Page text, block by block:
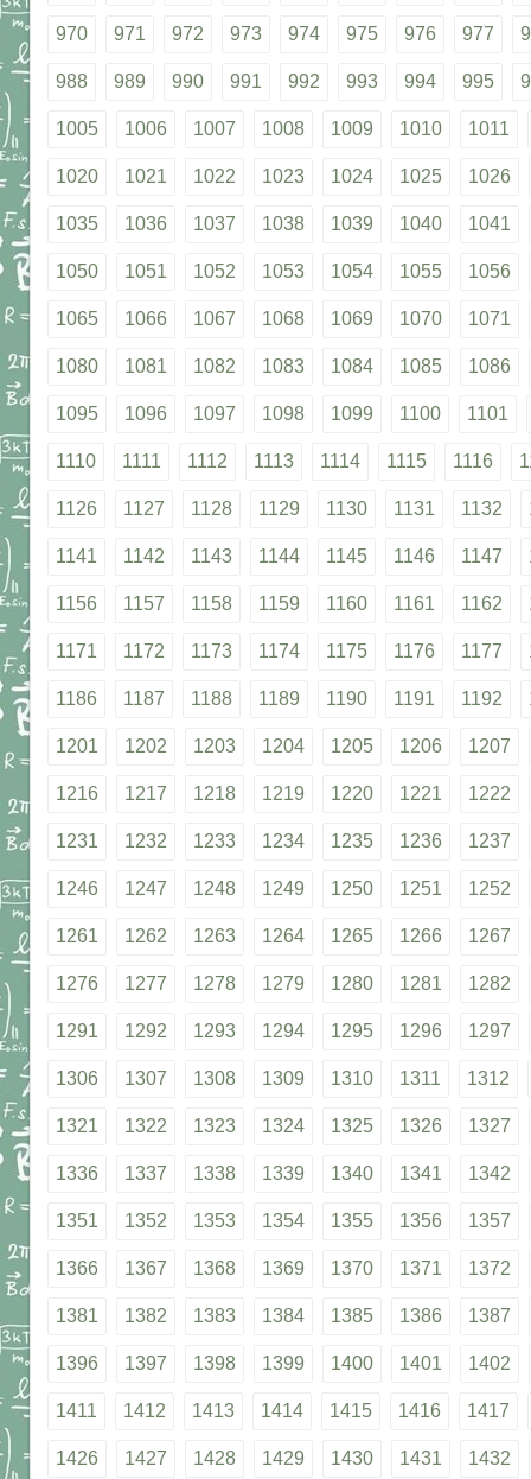
970 971 972 973 974 975 976 977
988 989 990 991 992 993 994 995
1005 1006 1007 1008 1009 1010 1011
1020 1021 1022 1023 1024 1025 1026
1035 1036 1037 1038 1039 1040 1041
1050 1051 1052 1053 1054 1055 1056
1065 1066 1067 1068 1069 1070 1071
1080 1081 1082 1083 1084 1085 1086
1095 1096 1097 1098 1099 1100 1101
1110 1111 1112 1113 1114 1115 1116
1126 1127 1128 1129 1130 1131 1132
1141 1142 1143 1144 1145 1146 1147
1156 1157 1158 1159 1160 1161 1162
1171 1172 1173 1174 1175 1176 1177
1186 1187 1188 1189 1190 1191 1192
1201 1202 1203 1204 1205 1206 1207
1216 1217 1218 1219 1220 1221 1222
1231 1232 1233 1234 1235 1236 1237
1246 1247 1248 1249 1250 1251 1252
1261 1262 1263 1264 1265 1266 1267
1276 1277 1278 1279 1280 1281 1282
1291 1292 1293 1294 1295 1296 1297
1306 1307 1308 1309 1310 1311 1312
1321 1322 1323 1324 1325 1326 1327
1336 1337 1338 1339 1340 1341 1342
1351 1352 1353 1354 1355 1356 1357
1366 1367 1368 1369 1370 1371 1372
1381 1382 1383 1384 1385 1386 1387
1396 1397 1398 1399 1400 1401 1402
1411 1412 1413 1414 1415 1416 1417
1426 1427 1428 1429 1430 1431 1432